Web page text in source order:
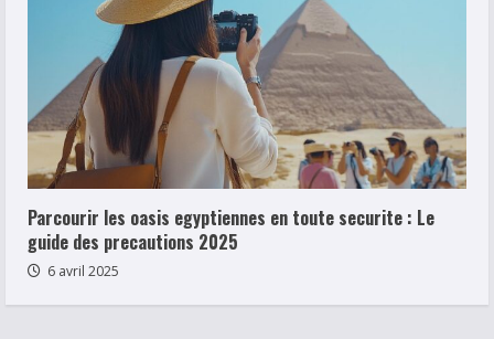
Parcourir les oasis egyptiennes en toute securite : Le
guide des precautions 2025
6 avril 2025